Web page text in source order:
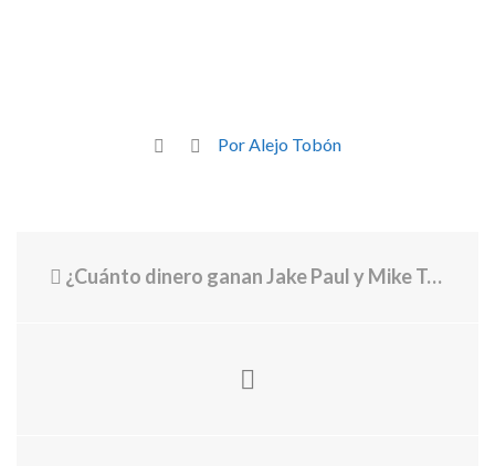
Por Alejo Tobón
¿Cuánto dinero ganan Jake Paul y Mike Tyson por su pelea? Bolsas y salarios del combate